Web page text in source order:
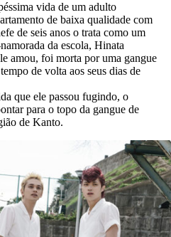
vida de um adulto
de baixa qualidade com
de seis anos o trata como um
da escola, Hinata
amou, foi morta por uma gangue
de volta aos seus dias de
que ele passou fugindo, o
para o topo da gangue de
de Kanto.